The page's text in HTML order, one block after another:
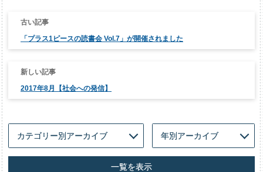
ゲ
「プラス1ピースの読書会 Vol.7」が開催されました
2017年8月【社会への発信】
一覧を表示